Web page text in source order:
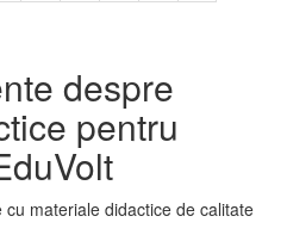
despre
pentru
materiale didactice de calitate